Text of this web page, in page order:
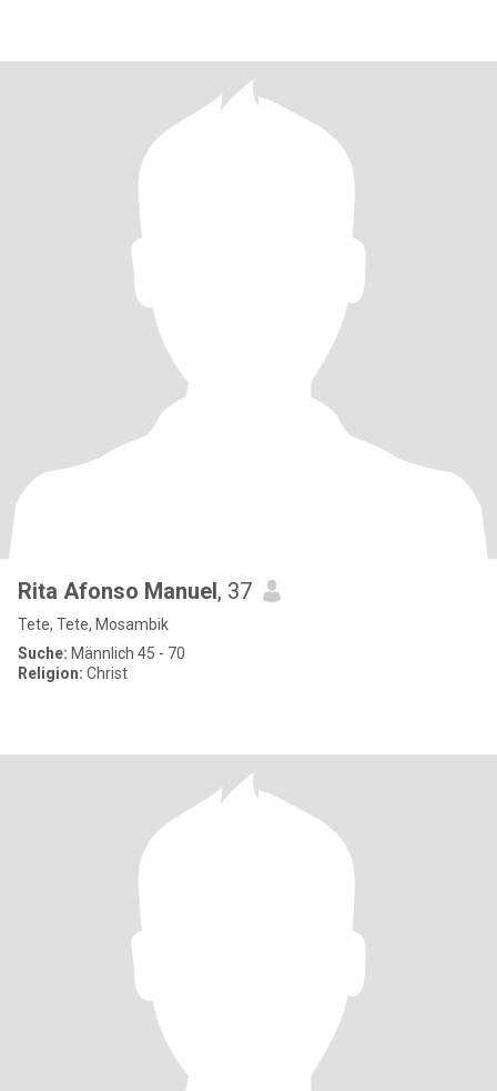
Rita Afonso Manuel, 37
Tete, Tete, Mosambik
Suche: Männlich 45 - 70
Religion: Christ